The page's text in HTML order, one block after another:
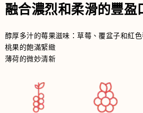
融合濃烈和柔滑的豐盈
醇厚多汁的莓果滋味：草莓、覆盆子和紅
桃果的飽滿緊緻
薄荷的微妙清新